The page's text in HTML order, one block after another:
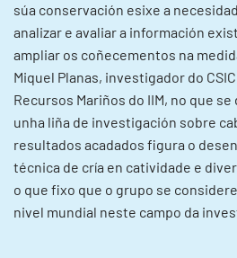
súa conservación esixe a
analizar e avaliar a información
ampliar os coñecementos na
Miquel Planas, investigador do
Recursos Mariños do IIM, no que
unha liña de investigación sobre
resultados acadados figura o
técnica de cría en catividade e
o que fixo que o grupo se
nivel mundial neste campo da